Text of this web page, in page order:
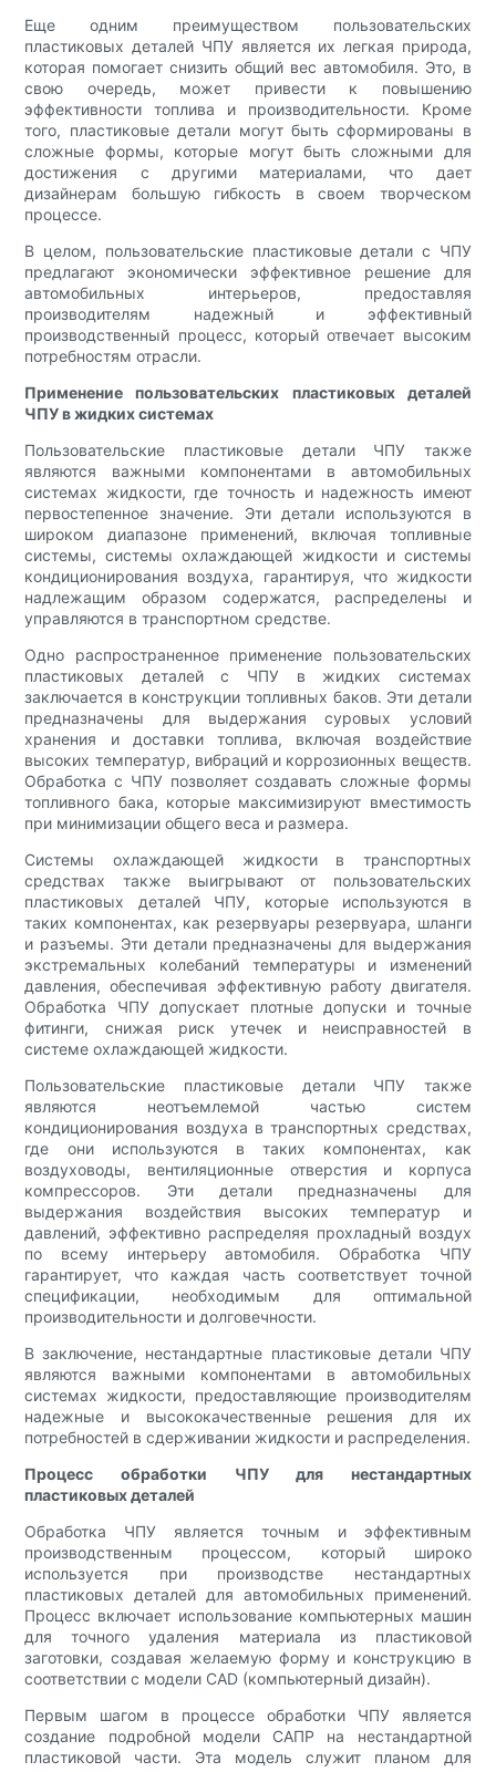
Еще одним преимуществом пользовательских
пластиковых деталей ЧПУ является их легкая природа,
которая помогает снизить общий вес автомобиля. Это, в
свою очередь, может привести к повышению
эффективности топлива и производительности. Кроме
того, пластиковые детали могут быть сформированы в
сложные формы, которые могут быть сложными для
достижения с другими материалами, что дает
дизайнерам большую гибкость в своем творческом
процессе.
В целом, пользовательские пластиковые детали с ЧПУ
предлагают экономически эффективное решение для
автомобильных интерьеров, предоставляя
производителям надежный и эффективный
производственный процесс, который отвечает высоким
потребностям отрасли.
Применение пользовательских пластиковых деталей
ЧПУ в жидких системах
Пользовательские пластиковые детали ЧПУ также
являются важными компонентами в автомобильных
системах жидкости, где точность и надежность имеют
первостепенное значение. Эти детали используются в
широком диапазоне применений, включая топливные
системы, системы охлаждающей жидкости и системы
кондиционирования воздуха, гарантируя, что жидкости
надлежащим образом содержатся, распределены и
управляются в транспортном средстве.
Одно распространенное применение пользовательских
пластиковых деталей с ЧПУ в жидких системах
заключается в конструкции топливных баков. Эти детали
предназначены для выдержания суровых условий
хранения и доставки топлива, включая воздействие
высоких температур, вибраций и коррозионных веществ.
Обработка с ЧПУ позволяет создавать сложные формы
топливного бака, которые максимизируют вместимость
при минимизации общего веса и размера.
Системы охлаждающей жидкости в транспортных
средствах также выигрывают от пользовательских
пластиковых деталей ЧПУ, которые используются в
таких компонентах, как резервуары резервуара, шланги
и разъемы. Эти детали предназначены для выдержания
экстремальных колебаний температуры и изменений
давления, обеспечивая эффективную работу двигателя.
Обработка ЧПУ допускает плотные допуски и точные
фитинги, снижая риск утечек и неисправностей в
системе охлаждающей жидкости.
Пользовательские пластиковые детали ЧПУ также
являются неотъемлемой частью систем
кондиционирования воздуха в транспортных средствах,
где они используются в таких компонентах, как
воздуховоды, вентиляционные отверстия и корпуса
компрессоров. Эти детали предназначены для
выдержания воздействия высоких температур и
давлений, эффективно распределяя прохладный воздух
по всему интерьеру автомобиля. Обработка ЧПУ
гарантирует, что каждая часть соответствует точной
спецификации, необходимым для оптимальной
производительности и долговечности.
В заключение, нестандартные пластиковые детали ЧПУ
являются важными компонентами в автомобильных
системах жидкости, предоставляющие производителям
надежные и высококачественные решения для их
потребностей в сдерживании жидкости и распределения.
Процесс обработки ЧПУ для нестандартных
пластиковых деталей
Обработка ЧПУ является точным и эффективным
производственным процессом, который широко
используется при производстве нестандартных
пластиковых деталей для автомобильных применений.
Процесс включает использование компьютерных машин
для точного удаления материала из пластиковой
заготовки, создавая желаемую форму и конструкцию в
соответствии с модели CAD (компьютерный дизайн).
Первым шагом в процессе обработки ЧПУ является
создание подробной модели САПР на нестандартной
пластиковой части. Эта модель служит планом для